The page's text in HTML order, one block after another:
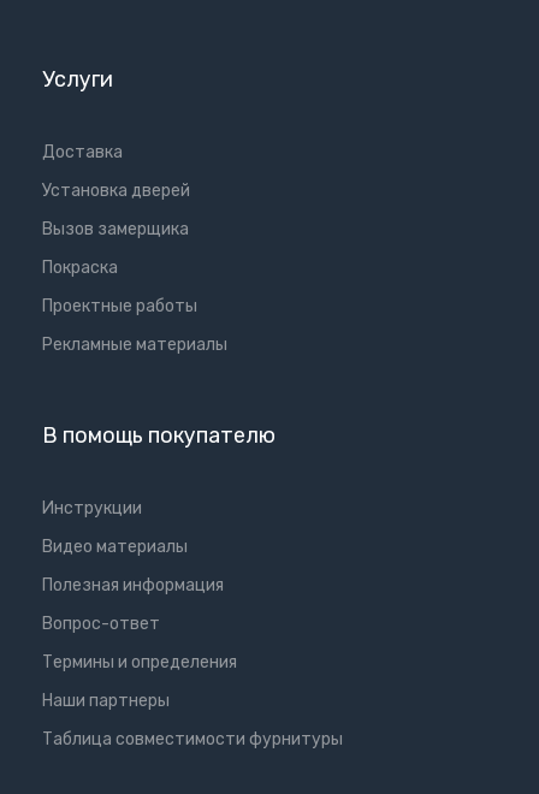
Услуги
Доставка
Установка дверей
Вызов замерщика
Покраска
Проектные работы
Рекламные материалы
В помощь покупателю
Инструкции
Видео материалы
Полезная информация
Вопрос-ответ
Термины и определения
Наши партнеры
Таблица совместимости фурнитуры